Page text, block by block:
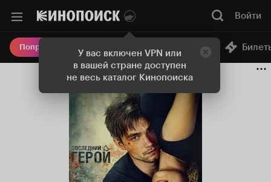
У вас включен VPN или
в вашей стране доступен
не весь каталог Кинопоиска
Войти
Попробовать Плюс Онлайн-кинотеатр